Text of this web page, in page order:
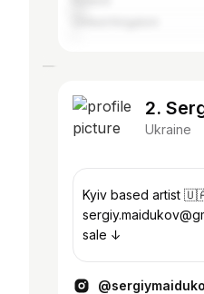
2.
Ukraine
Kyiv based artist
sale ↓